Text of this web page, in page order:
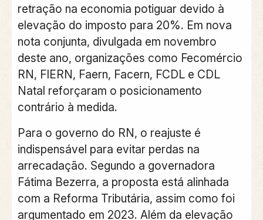
retração na economia potiguar devido à
elevação do imposto para 20%. Em nova
nota conjunta, divulgada em novembro
deste ano, organizações como Fecomércio
RN, FIERN, Faern, Facern, FCDL e CDL
Natal reforçaram o posicionamento
contrário à medida.
Para o governo do RN, o reajuste é
indispensável para evitar perdas na
arrecadação. Segundo a governadora
Fátima Bezerra, a proposta está alinhada
com a Reforma Tributária, assim como foi
argumentado em 2023. Além da elevação